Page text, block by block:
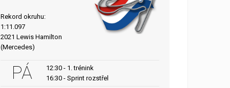
Rekord okruhu:
1:11.097
2021 Lewis Hamilton
(Mercedes)
PÁ
12:30 - 1. trénink
16:30 - Sprint rozstřel